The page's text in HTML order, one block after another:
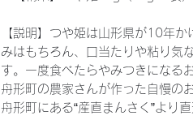
【説明】つや姫は山形県が10年
みはもちろん、口当たりや粘り気
す。一度食べたらやみつきになる
舟形町の農家さんが作った自慢の
舟形町にある“産直まんさく”より